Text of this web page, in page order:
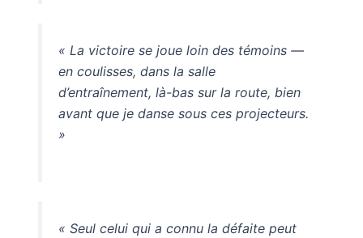
« La victoire se joue loin des témoins —
en coulisses, dans la salle
d’entraînement, là-bas sur la route, bien
avant que je danse sous ces projecteurs.
»
« Seul celui qui a connu la défaite peut